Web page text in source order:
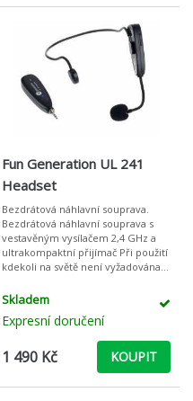
Fun Generation UL 241
Headset
Bezdrátová náhlavní souprava.
Bezdrátová náhlavní souprava s
vestavěným vysílačem 2,4 GHz a
ultrakompaktní přijímač Při použití
kdekoli na světě není vyžadována
poplatky Nastavení hlasit
Skladem
Expresní doručení
1 490 Kč KOUPIT